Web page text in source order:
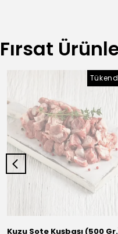
Fırsat
Kuzu Sote Kuşbaşı (500